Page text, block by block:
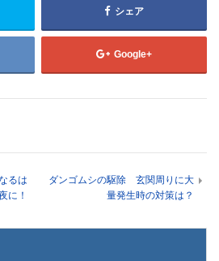
シェア
Google+
るは
に！
ダンゴムシの駆除 玄関周りに大
量発生時の対策は？